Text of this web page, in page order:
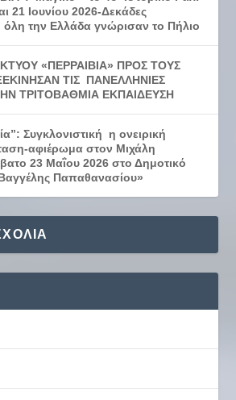
21 Ιουνίου 2026-Δεκάδες
την Ελλάδα γνώρισαν το Πήλιο
«ΠΕΡΡΑΙΒΙΑ» ΠΡΟΣ ΤΟΥΣ
ΤΙΣ ΠΑΝΕΛΛΗΝΙΕΣ
ΤΡΙΤΟΒΑΘΜΙΑ ΕΚΠΑΙΔΕΥΣΗ
Συγκλονιστική η ονειρική
αφιέρωμα στον Μιχάλη
23 Μαΐου 2026 στο Δημοτικό
Παπαθανασίου»